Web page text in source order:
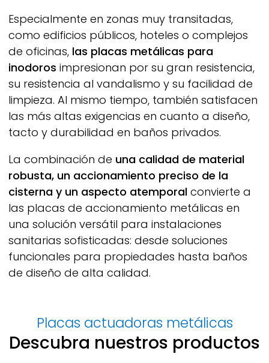
Especialmente en zonas muy transitadas,
como edificios públicos, hoteles o complejos
de oficinas, las placas metálicas para
inodoros impresionan por su gran resistencia,
su resistencia al vandalismo y su facilidad de
limpieza. Al mismo tiempo, también satisfacen
las más altas exigencias en cuanto a diseño,
tacto y durabilidad en baños privados.
La combinación de una calidad de material
robusta, un accionamiento preciso de la
cisterna y un aspecto atemporalconvierte a
las placas de accionamiento metálicas en
una solución versátil para instalaciones
sanitarias sofisticadas: desde soluciones
funcionales para propiedades hasta baños
de diseño de alta calidad.
Placas actuadoras metálicas
Descubra nuestros productos